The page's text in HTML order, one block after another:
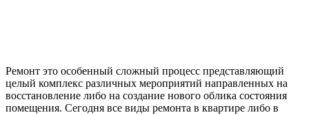
Ремонт это особенный сложный процесс представляющий
целый комплекс различных мероприятий направленных на
восстановление либо на создание нового облика состояния
помещения. Сегодня все виды ремонта в квартире либо в